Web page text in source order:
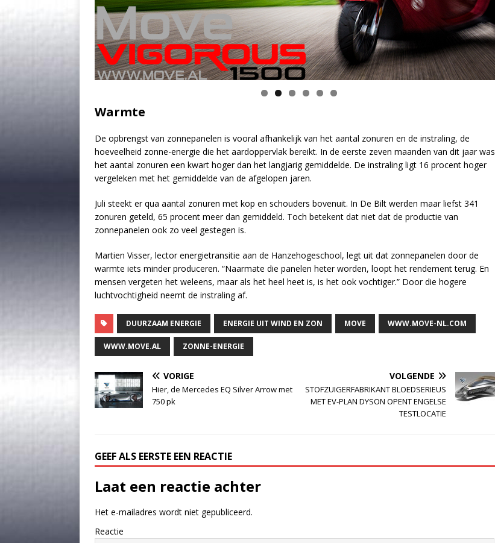
Warmte
De opbrengst van zonnepanelen is vooral afhankelijk van het aantal zonuren en de instraling, de
hoeveelheid zonne-energie die het aardoppervlak bereikt. In de eerste zeven maanden van dit jaar was
het aantal zonuren een kwart hoger dan het langjarig gemiddelde. De instraling ligt 16 procent hoger
vergeleken met het gemiddelde van de afgelopen jaren.
Juli steekt er qua aantal zonuren met kop en schouders bovenuit. In De Bilt werden maar liefst 341
zonuren geteld, 65 procent meer dan gemiddeld. Toch betekent dat niet dat de productie van
zonnepanelen ook zo veel gestegen is.
Martien Visser, lector energietransitie aan de Hanzehogeschool, legt uit dat zonnepanelen door de
warmte iets minder produceren. “Naarmate die panelen heter worden, loopt het rendement terug. En
mensen vergeten het weleens, maar als het heel heet is, is het ook vochtiger.” Door die hogere
luchtvochtigheid neemt de instraling af.
DUURZAAM ENERGIE ENERGIE UIT WIND EN ZON MOVE WWW.MOVE-NL.COM
WWW.MOVE.AL ZONNE-ENERGIE
VORIGE
Hier, de Mercedes EQ Silver Arrow met
750 pk
VOLGENDE
STOFZUIGERFABRIKANT BLOEDSERIEUS
MET EV-PLAN DYSON OPENT ENGELSE
TESTLOCATIE
GEEF ALS EERSTE EEN REACTIE
Laat een reactie achter
Het e-mailadres wordt niet gepubliceerd.
Reactie